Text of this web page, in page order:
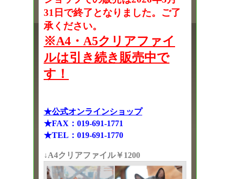
31日で終了となりました。ご了
承ください。
※A4・A5クリアファイ
ルは引き続き販売中で
す！
★公式オンラインショップ
★FAX：019-691-1771
★TEL：019-691-1770
↓A4クリアファイル￥1200